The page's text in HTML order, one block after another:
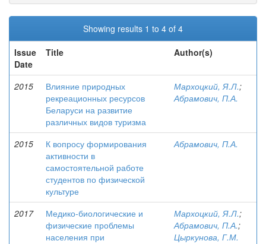
Showing results 1 to 4 of 4
Issue
Date
Title Author(s)
2015
Влияние природных
рекреационных ресурсов
Беларуси на развитие
различных видов туризма
Мархоцкий, Я.Л.;
Абрамович, П.А.
2015
К вопросу формирования
активности в
самостоятельной работе
студентов по физической
культуре
Абрамович, П.А.
2017
Медико-биологические и
физические проблемы
населения при
Мархоцкий, Я.Л.;
Абрамович, П.А.;
Цыркунова, Г.М.